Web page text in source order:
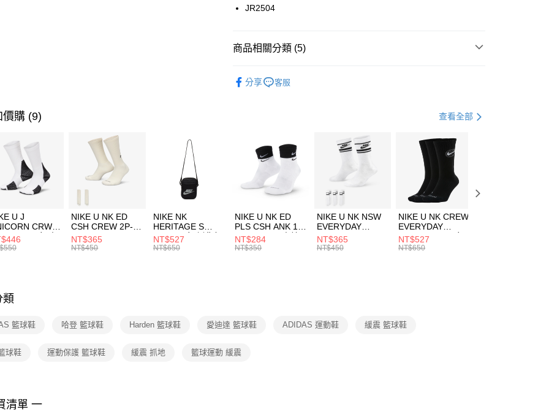
國泰世華商業銀行
聯邦商業銀行
台新國際商業銀行
【關於「AFTEE先享後付」】
３．安心：先確認商品／服務後，再付款。
【「AFTEE先享後付」結帳流程】
１．於結帳方式選擇「AFTEE先享後付」後，將跳轉至「AFTEE先享後
付」結帳頁面，進行簡訊認證並確認金額後，即可完成結帳。
２．訂單成立數日內，您將收到繳費通知簡訊。
３．收到繳費通知簡訊後14天內，點擊此簡訊中的連結，可透過四大超商
／ATM／網路銀行／等多元方式進行付款，方視為交易完成。
※ 請注意：結帳手續完成當下不需立刻繳費，但若您需要取消訂單，請聯
絡購買商品的店家。未經商家同意取消之訂單仍視為有效，需透過AFTEE
先享後付繳納相關費用。
１．透過由恩沛科技股份有限公司提供之「AFTEE先享後付」服務完成之
交易，需依本服務之必要範圍內提供個人資料，並將交易相關給付款項請
２．關於個人資料處理事宜，請瀏覽以下網址：
每筆NT$100，滿NT$1,500(含以上)免運費
每筆NT$100，滿NT$1,500(含以上)免運費
付款後門市自取
每筆NT$100，滿NT$1,500(含以上)免運費
JR2504
商品相關分類 (5)
促銷活動 兒童/青少年｜鞋服6折起
分享 客服
價購 (9) 查看全部
U J
CRW
-160 男女 中
FZ3393100
NIKE U NK ED
CSH CREW 2P-
144 EMBRDY 男
女 短統襪
NT$365
NT$450
NIKE NK
HERITAGE S
SMIT 男女 側背包
BA5871010
NT$527
NT$650
NIKE U NK ED
PLS CSH ANK 1P
144 DBL 男 中統
襪 DH4058104
NT$284
NT$350
NIKE U NK NSW
EVERYDAY
ESSENTIAL CR
男女 短統襪
NT$365
NT$450
NIKE U NK CREW
EVERYDAY
BBALL 3PR 男女
長統襪
NT$527
NT$650
類
籃球鞋 哈登 籃球鞋 Harden 籃球鞋 愛迪達 籃球鞋 ADIDAS 運動鞋 緩震 籃球鞋
球鞋 運動保護 籃球鞋 緩震 抓地 籃球運動 緩震
清單 一